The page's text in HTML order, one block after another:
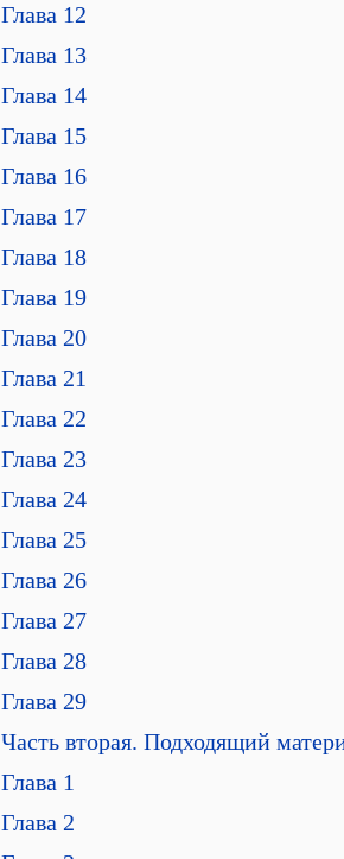
Глава 12
Глава 13
Глава 14
Глава 15
Глава 16
Глава 17
Глава 18
Глава 19
Глава 20
Глава 21
Глава 22
Глава 23
Глава 24
Глава 25
Глава 26
Глава 27
Глава 28
Глава 29
Часть вторая. Подходящий
Глава 1
Глава 2